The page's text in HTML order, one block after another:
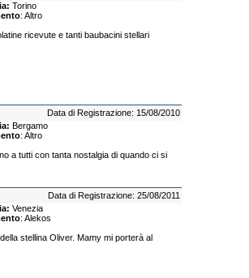
Torino
: Altro
ricevute e tanti baubacini stellari
Data di Registrazione: 15/08/2010
Bergamo
: Altro
a tutti con tanta nostalgia di quando ci si
Data di Registrazione: 25/08/2011
Venezia
: Alekos
stellina Oliver. Mamy mi porterà al